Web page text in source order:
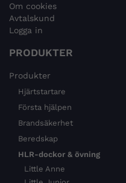
Om cookies
Avtalskund
Logga in
PRODUKTER
Produkter
Hjärtstartare
Första hjälpen
Brandsäkerhet
Beredskap
HLR-dockor & övning
Little Anne